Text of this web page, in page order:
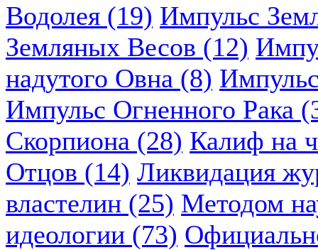
Водолея (19) Импульс
Земляных Весов (12)
надутого Овна (8)
Импульс Огненного Рака
Скорпиона (28) Калиф на
Отцов (14) Ликвидация
властелин (25) Методом
идеологии (73)